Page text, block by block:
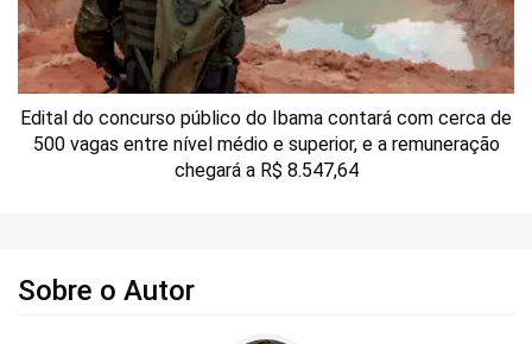
Edital do concurso público do Ibama contará com cerca de
500 vagas entre nível médio e superior, e a remuneração
chegará a R$ 8.547,64
Sobre o Autor